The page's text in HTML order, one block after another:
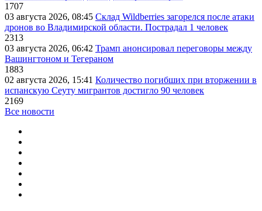
1707
03 августа 2026, 08:45 Склад Wildberries загорелся после атаки
дронов во Владимирской области. Пострадал 1 человек
2313
03 августа 2026, 06:42 Трамп анонсировал переговоры между
Вашингтоном и Тегераном
1883
02 августа 2026, 15:41 Количество погибших при вторжении в
испанскую Сеуту мигрантов достигло 90 человек
2169
Все новости